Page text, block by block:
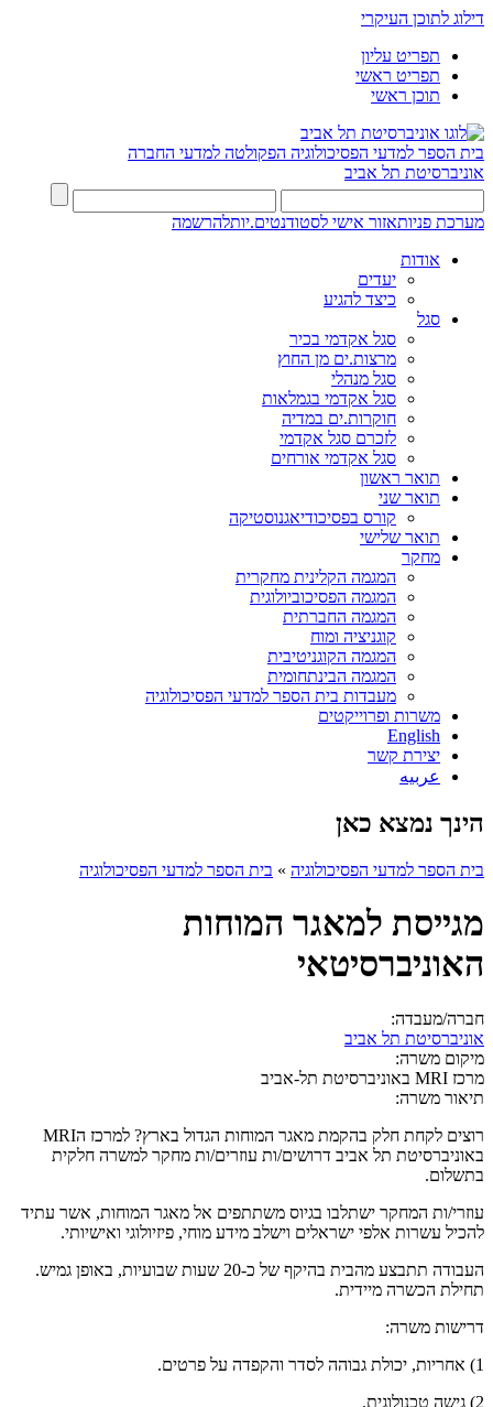
דילוג לתוכן העיקרי
תפריט עליון
תפריט ראשי
תוכן ראשי
בית הספר למדעי הפסיכולוגיה הפקולטה למדעי החברה
אוניברסיטת תל אביב
מערכת פניותאזור אישי לסטודנטים.יותלהרשמה
אודות
יעדים
כיצד להגיע
סגל
סגל אקדמי בכיר
מרצות.ים מן החוץ
סגל מנהלי
סגל אקדמי בגמלאות
חוקרות.ים במדיה
לזכרם סגל אקדמי
סגל אקדמי אורחים
תואר ראשון
תואר שני
קורס בפסיכודיאגנוסטיקה
תואר שלישי
מחקר
המגמה הקלינית מחקרית
המגמה הפסיכוביולוגית
המגמה החברתית
קוגניציה ומוח
המגמה הקוגניטיבית
המגמה הבינתחומית
מעבדות בית הספר למדעי הפסיכולוגיה
משרות ופרוייקטים
English
יצירת קשר
عربيه
הינך נמצא כאן
בית הספר למדעי הפסיכולוגיה » בית הספר למדעי הפסיכולוגיה
מגייסת למאגר המוחות
האוניברסיטאי
חברה/מעבדה:
אוניברסיטת תל אביב
מיקום משרה:
מרכז MRI באוניברסיטת תל-אביב
תיאור משרה:
רוצים לקחת חלק בהקמת מאגר המוחות הגדול בארץ? למרכז הMRI
באוניברסיטת תל אביב דרושים/ות עוזרים/ות מחקר למשרה חלקית
בתשלום.
עוזרי/ות המחקר ישתלבו בגיוס משתתפים אל מאגר המוחות, אשר עתיד
להכיל עשרות אלפי ישראלים וישלב מידע מוחי, פיזיולוגי ואישיותי.
העבודה תתבצע מהבית בהיקף של כ-20 שעות שבועיות, באופן גמיש.
תחילת הכשרה מיידית.
דרישות משרה:
1) אחריות, יכולת גבוהה לסדר והקפדה על פרטים.
2) גישה טכנולוגית.